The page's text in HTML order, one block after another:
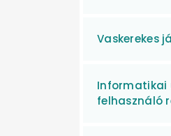
Vaskerekes
Informatikai
felhasználó